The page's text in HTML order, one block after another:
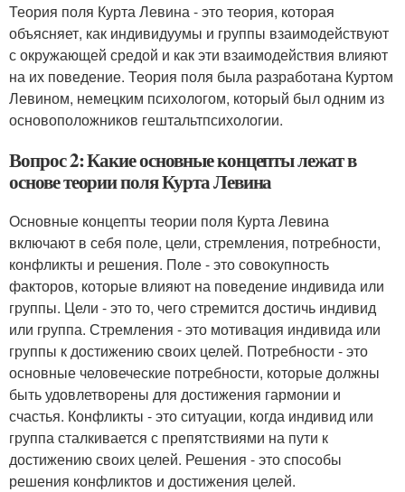
Теория поля Курта Левина - это теория, которая
объясняет, как индивидуумы и группы взаимодействуют
с окружающей средой и как эти взаимодействия влияют
на их поведение. Теория поля была разработана Куртом
Левином, немецким психологом, который был одним из
основоположников гештальтпсихологии.
Вопрос 2: Какие основные концепты лежат в
основе теории поля Курта Левина
Основные концепты теории поля Курта Левина
включают в себя поле, цели, стремления, потребности,
конфликты и решения. Поле - это совокупность
факторов, которые влияют на поведение индивида или
группы. Цели - это то, чего стремится достичь индивид
или группа. Стремления - это мотивация индивида или
группы к достижению своих целей. Потребности - это
основные человеческие потребности, которые должны
быть удовлетворены для достижения гармонии и
счастья. Конфликты - это ситуации, когда индивид или
группа сталкивается с препятствиями на пути к
достижению своих целей. Решения - это способы
решения конфликтов и достижения целей.